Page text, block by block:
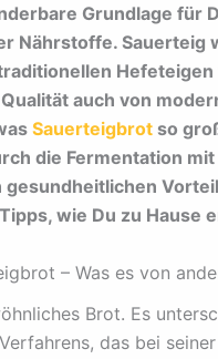
Grundlage für
Nährstoffe. Sauerteig
auch von
Sauerteigbrot so
die Fermentation
wie Du zu Hause
– Was es von
Brot. Es
das bei